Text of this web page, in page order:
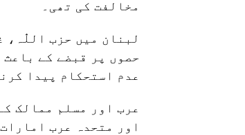
مخالفت کی تھی۔
لبنان میں حزب اللّٰہ،
حصوں پر قبضے کے
عدم استحکام پیدا
عرب اور مسلم ممالک
اور متحدہ عرب